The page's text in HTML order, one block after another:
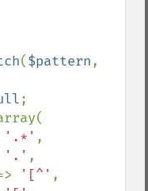
($pattern
;
'.*' ,
'.' ,
'[^' ,